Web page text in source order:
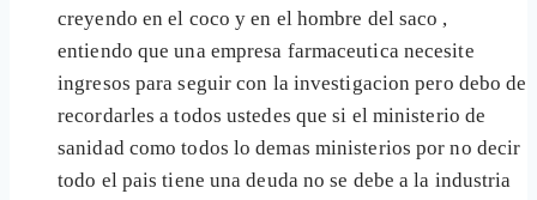
creyendo en el coco y en el hombre del saco ,
entiendo que una empresa farmaceutica necesite
ingresos para seguir con la investigacion pero debo de
recordarles a todos ustedes que si el ministerio de
sanidad como todos lo demas ministerios por no decir
todo el pais tiene una deuda no se debe a la industria